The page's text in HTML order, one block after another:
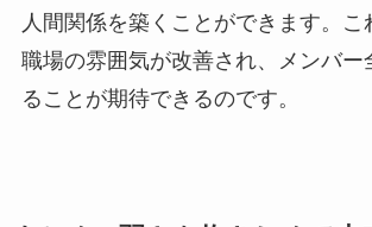
人間関係を築くことができます。こ
職場の雰囲気が改善され、メンバー
ることが期待できるのです。